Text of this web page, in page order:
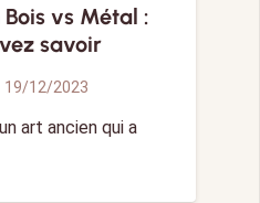
vs Métal :
savoir
19/12/2023
art ancien qui a